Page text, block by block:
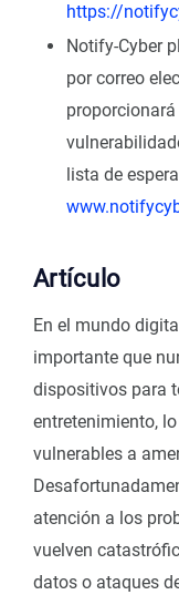
https://
Notify-Cyber
por correo
lista de
Artículo
En el mundo
importante que
dispositivos para
entretenimiento,
vulnerables a
atención a los
vuelven
datos o ataques